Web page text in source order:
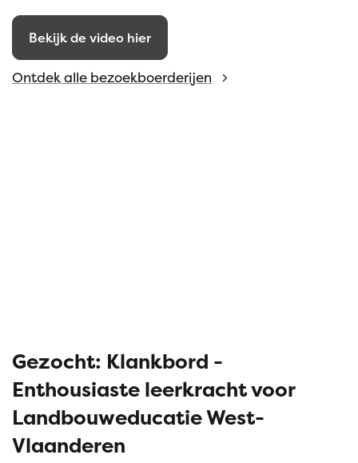
Bekijk de video hier
Ontdek alle bezoekboerderijen
Gezocht: Klankbord -
Enthousiaste leerkracht voor
Landbouweducatie West-
Vlaanderen